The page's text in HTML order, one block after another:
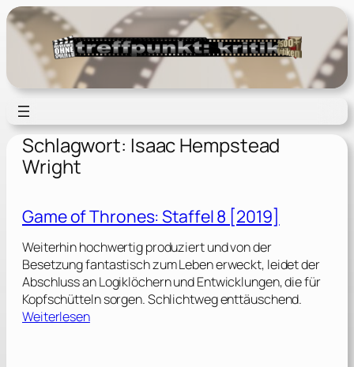
Zum
Inhalt
springen
Schlagwort: Isaac Hempstead
Wright
Game of Thrones: Staffel 8 [2019]
Weiterhin hochwertig produziert und von der
Besetzung fantastisch zum Leben erweckt, leidet der
Abschluss an Logiklöchern und Entwicklungen, die für
Kopfschütteln sorgen. Schlichtweg enttäuschend.
Weiterlesen: